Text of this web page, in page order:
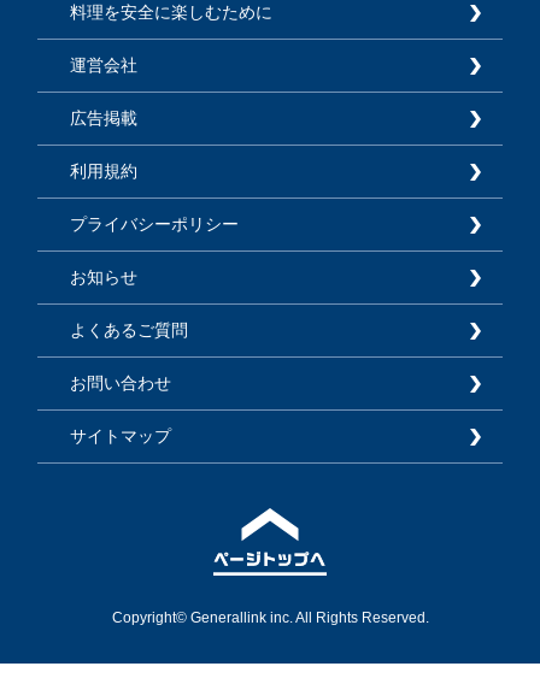
料理を安全に楽しむために
運営会社
広告掲載
利用規約
プライバシーポリシー
お知らせ
よくあるご質問
お問い合わせ
サイトマップ
Copyright© Generallink inc. All Rights Reserved.